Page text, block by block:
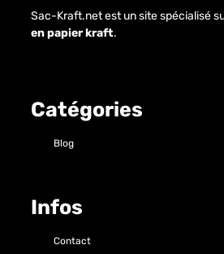
Sac-Kraft.net est un site spécialisé
en papier kraft.
Catégories
Blog
Infos
Contact